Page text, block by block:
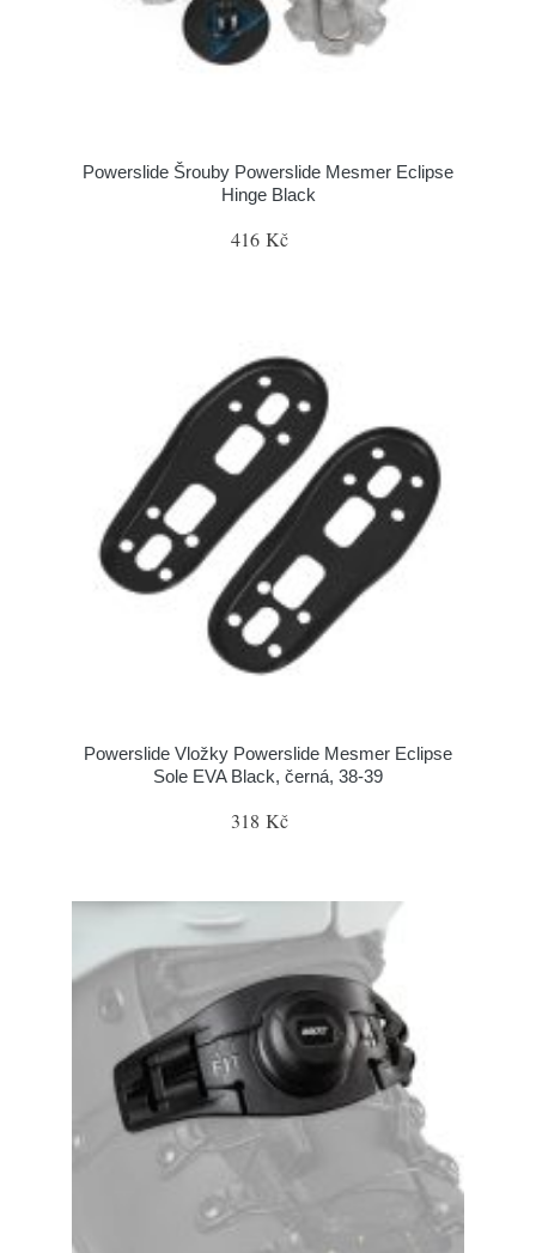
Powerslide Šrouby Powerslide Mesmer Eclipse
Hinge Black
416 Kč
Powerslide Vložky Powerslide Mesmer Eclipse
Sole EVA Black, černá, 38-39
318 Kč